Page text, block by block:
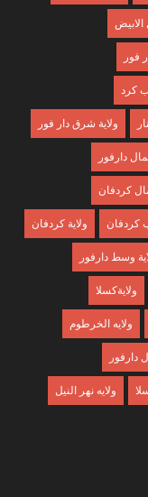
الابيض
فور
كرد
ولاية شرق دار فور
دارفور
كردفان
كردفان ولاية كردفان
وسط دارفور
ولايةكسلا
ولايه الخرطوم
دارفور
ولايه نهر النيل